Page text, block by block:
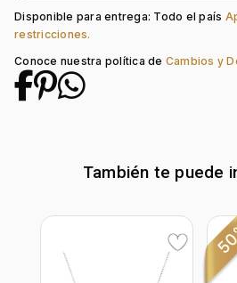
Disponible para entrega: Todo el país
restricciones.
Conoce nuestra política de Cambios y
También te puede